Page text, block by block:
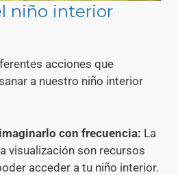
niño interior
acciones que
a nuestro niño interior
con frecuencia: La
visualización son recursos
acceder a tu niño interior.